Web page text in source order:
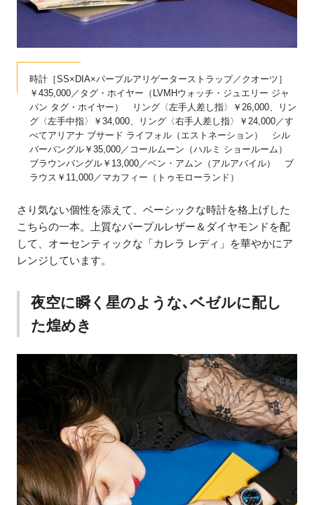
時計［SS×DIA×パープルアリゲーターストラップ／クオーツ］
￥435,000／タグ・ホイヤー（LVMHウォッチ・ジュエリー ジャ
パン タグ・ホイヤー） リング〈左手人差し指〉￥26,000、リン
グ〈左手中指〉￥34,000、リング〈右手人差し指〉￥24,000／す
べてアリアナ ブサード ライフォル（エストネーション） シル
バーバングル￥35,000／コールムーン（ハルミ ショールーム）
ブラウンバングル￥13,000／ベン・アムン（アルアバイル） ブ
ラウス￥11,000／マカフィー（トゥモローランド）
さり気ない個性を添えて、ベーシックな時計を格上げした
こちらの一本。上質なパープルレザー＆ダイヤモンドを配
して、オーセンティックな「カレラ レディ」を華やかにア
レンジしています。
夜空に瞬く星のような､ベゼルに配し
た煌めき